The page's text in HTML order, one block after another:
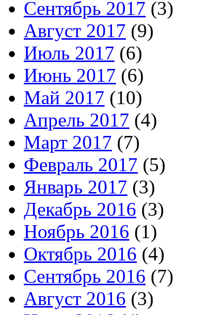
Сентябрь 2017 (3)
Август 2017 (9)
Июль 2017 (6)
Июнь 2017 (6)
Май 2017 (10)
Апрель 2017 (4)
Март 2017 (7)
Февраль 2017 (5)
Январь 2017 (3)
Декабрь 2016 (3)
Ноябрь 2016 (1)
Октябрь 2016 (4)
Сентябрь 2016 (7)
Август 2016 (3)